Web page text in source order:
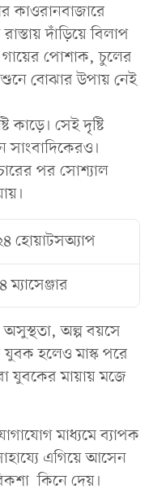
কাওরানবাজারে
দাঁড়িয়ে বিলাপ
পোশাক, চুলের
শুনে বোঝার উপায় নেই
কাড়ে। সেই দৃষ্টি
পর সোশ্যাল
হোয়াটসঅ্যাপ
অসুস্থতা, অল্প বয়সে
হলেও মাস্ক পরে
যুবকের মায়ায় মজে
মাধ্যমে ব্যাপক
এগিয়ে আসেন
কিনে দেয়।